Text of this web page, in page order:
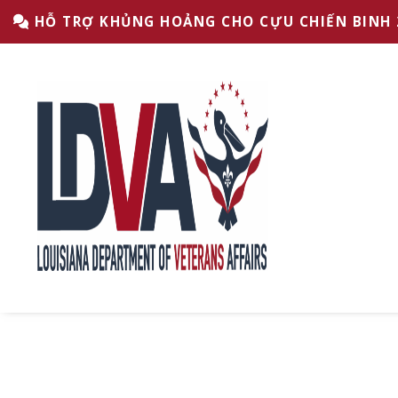
Bỏ qua để điều hướng chính
Bỏ qua nội dung
HỖ TRỢ KHỦNG HOẢNG CHO CỰU CHIẾN